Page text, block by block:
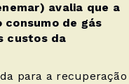
avalia que a
de gás
custos da
para a recuperação